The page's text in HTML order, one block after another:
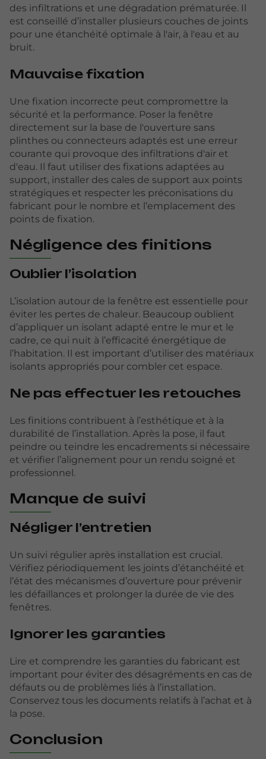
des infiltrations et une dégradation prématurée. Il
est conseillé d’installer plusieurs couches de joints
pour une étanchéité optimale à l'air, à l'eau et au
bruit.
Mauvaise fixation
Une fixation incorrecte peut compromettre la
sécurité et la performance. Poser la fenêtre
directement sur la base de l'ouverture sans
plinthes ou connecteurs adaptés est une erreur
courante qui provoque des infiltrations d'air et
d'eau. Il faut utiliser des fixations adaptées au
support, installer des cales de support aux points
stratégiques et respecter les préconisations du
fabricant pour le nombre et l’emplacement des
points de fixation.
Négligence des finitions
Oublier l’isolation
L’isolation autour de la fenêtre est essentielle pour
éviter les pertes de chaleur. Beaucoup oublient
d’appliquer un isolant adapté entre le mur et le
cadre, ce qui nuit à l’efficacité énergétique de
l’habitation. Il est important d’utiliser des matériaux
isolants appropriés pour combler cet espace.
Ne pas effectuer les retouches
Les finitions contribuent à l’esthétique et à la
durabilité de l’installation. Après la pose, il faut
peindre ou teindre les encadrements si nécessaire
et vérifier l’alignement pour un rendu soigné et
professionnel.
Manque de suivi
Négliger l’entretien
Un suivi régulier après installation est crucial.
Vérifiez périodiquement les joints d’étanchéité et
l’état des mécanismes d’ouverture pour prévenir
les défaillances et prolonger la durée de vie des
fenêtres.
Ignorer les garanties
Lire et comprendre les garanties du fabricant est
important pour éviter des désagréments en cas de
défauts ou de problèmes liés à l’installation.
Conservez tous les documents relatifs à l’achat et à
la pose.
Conclusion